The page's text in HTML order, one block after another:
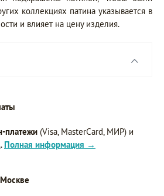
коллекциях патина указывается в
и влияет на цену изделия.
платежи (Visa, MasterCard, МИР) и
. Полная информация →